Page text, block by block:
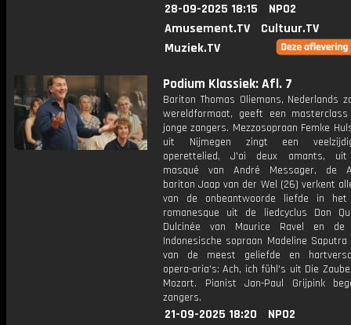
28-09-2025 18:15
NPO2
Amusement.TV
Cultuur.TV
Muziek.TV
Podium Klassiek: Afl. 7
Bariton Thomas Oliemans, Nederlands
wereldformaat, geeft een
jonge zangers. Mezzosopraan Femke
uit Nijmegen zingt een
operettelied, J'ai deux amants, uit
masqué van André Messager, de
bariton Jaap van der Wel (26) verkent
van de onbeantwoorde liefde in het
romanesque uit de liedcyclus Don
Dulcinée van Maurice Ravel en de
Indonesische sopraan Madeline
van de meest geliefde en
opera-aria's: Ach, ich fühl's uit Die
Mozart. Pianist Jan-Paul Grijpink
zangers.
21-09-2025 18:20
NPO2